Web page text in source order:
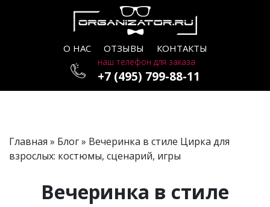
О НАС ОТЗЫВЫ КОНТАКТЫ
наш телефон для заказа
+7 (495) 799-88-11
Главная » Блог» Вечеринка в стиле Цирка для
взрослых: костюмы, сценарий, игры
Вечеринка в стиле